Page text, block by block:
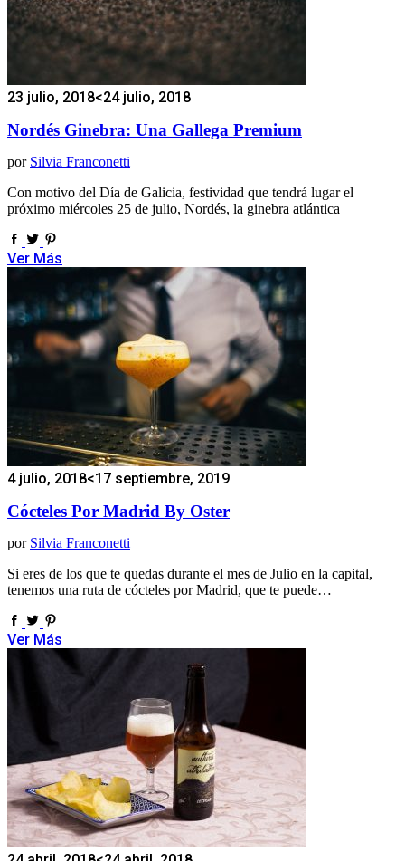
23 julio, 2018<24 julio, 2018
Nordés Ginebra: Una Gallega Premium
por Silvia Franconetti
Con motivo del Día de Galicia, festividad que tendrá lugar el
próximo miércoles 25 de julio, Nordés, la ginebra atlántica
Ver Más
4 julio, 2018<17 septiembre, 2019
Cócteles Por Madrid By Oster
por Silvia Franconetti
Si eres de los que te quedas durante el mes de Julio en la capital,
tenemos una ruta de cócteles por Madrid, que te puede…
Ver Más